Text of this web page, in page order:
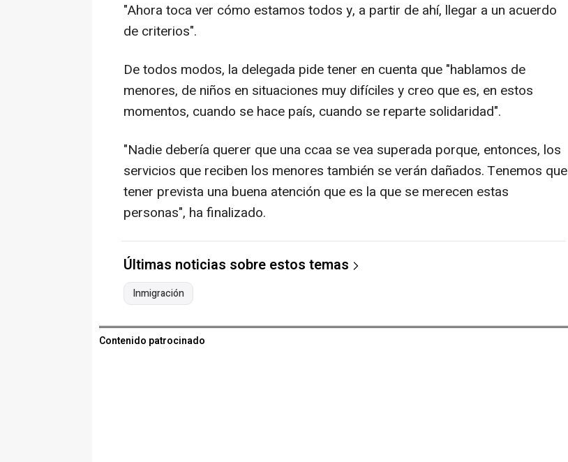
"Ahora toca ver cómo estamos todos y, a partir de ahí, llegar a un acuerdo
de criterios".
De todos modos, la delegada pide tener en cuenta que "hablamos de
menores, de niños en situaciones muy difíciles y creo que es, en estos
momentos, cuando se hace país, cuando se reparte solidaridad".
"Nadie debería querer que una ccaa se vea superada porque, entonces, los
servicios que reciben los menores también se verán dañados. Tenemos que
tener prevista una buena atención que es la que se merecen estas
personas", ha finalizado.
Últimas noticias sobre estos temas
Inmigración
Contenido patrocinado